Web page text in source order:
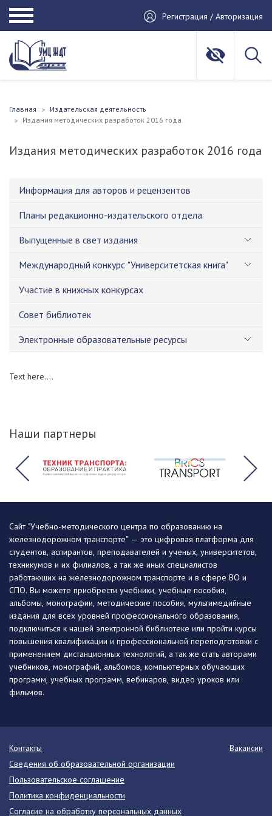
Регистрация / Авторизация
Главная
Издательская деятельность
Издания методических разработок 2016 года
Издания методических разработок 2016 года
Информация для авторов и рецензентов
Планы редакционно-издательского отдела
Выпущенные в свет издания
Международный конкурс "Университетская книга"
Участие в книжных конкурсах
Совет библиотек
Электронные образовательные ресурсы
Text here....
Наши партнеры
Сайт "Учебно-методического центра по образованию на
железнодорожном транспорте" — это цифровая платформа для
студентов, аспирантов, преподавателей и ученых, университетов,
техникумов и их филиалов, а так же иных специалистов
работающих на железнодорожном транспорте и в сфере ВО и
СПО. Вы можете приобрести учебники, учебные пособия,
альбомы, монографии, методические пособия, мультимедийные
издания для всех уровней профессионального образования,
подключиться к нашей электронной библиотеке или пройти курсы
повышения квалификации и профессиональной переподготовки с
применением дистанционных технологий, а так же стать авторами
учебников, монографий, альбомов, компьютерных обучающих
программ, учебных программ, вебинаров, видео уроков или
фильмов.
Контакты
Вакансии
Сведения об образовательной организации
Пользовательское соглашение
Политика конфиденциальности
Согласие на обработку персональных данных